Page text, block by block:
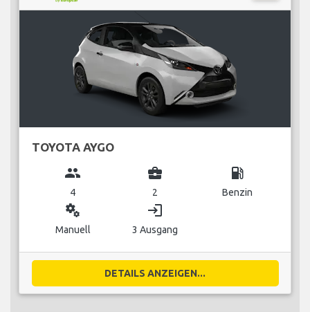
TOYOTA AYGO
group
4
business_center
2
local_gas_station
Benzin
miscellaneous_services
Manuell
login
3 Ausgang
DETAILS ANZEIGEN...